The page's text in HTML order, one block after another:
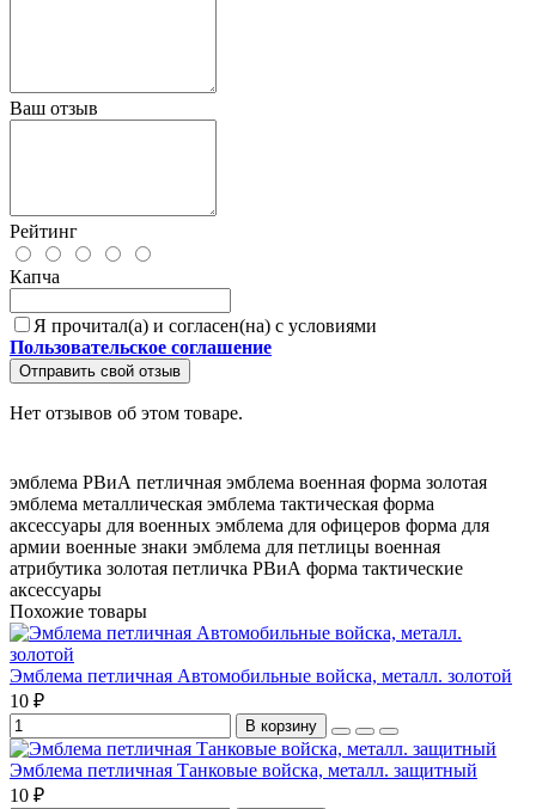
Ваш отзыв
Рейтинг
Капча
Я прочитал(а) и согласен(на) с условиями
Пользовательское соглашение
Отправить свой отзыв
Нет отзывов об этом товаре.
эмблема РВиА петличная эмблема военная форма золотая
эмблема металлическая эмблема тактическая форма
аксессуары для военных эмблема для офицеров форма для
армии военные знаки эмблема для петлицы военная
атрибутика золотая петличка РВиА форма тактические
аксессуары
Похожие товары
Эмблема петличная Автомобильные войска, металл. золотой
10 ₽
В корзину
Эмблема петличная Танковые войска, металл. защитный
10 ₽